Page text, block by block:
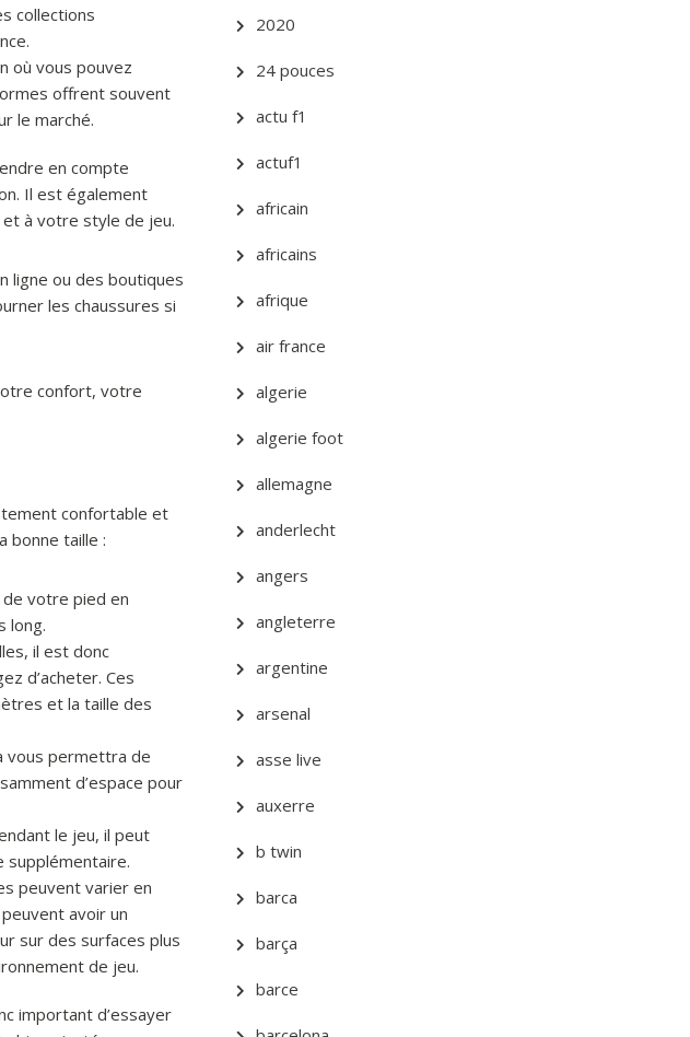
collections
où vous pouvez
offrent souvent
le marché.
en compte
Il est également
à votre style de jeu.
ligne ou des boutiques
les chaussures si
confort, votre
confortable et
bonne taille :
votre pied en
long.
il est donc
d’acheter. Ces
et la taille des
vous permettra de
d’espace pour
le jeu, il peut
supplémentaire.
peuvent varier en
avoir un
sur des surfaces plus
de jeu.
important d’essayer
2020
24 pouces
actu f1
actuf1
africain
africains
afrique
air france
algerie
algerie foot
allemagne
anderlecht
angers
angleterre
argentine
arsenal
asse live
auxerre
b twin
barca
barça
barce